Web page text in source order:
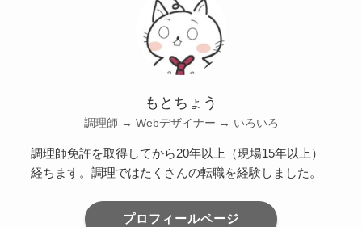
もとちょう
調理師 → Webデザイナー → いろいろ
調理師免許を取得してから20年以上（現場15年以上）
経ちます。調理ではたくさんの転職を経験しました。
プロフィールページ